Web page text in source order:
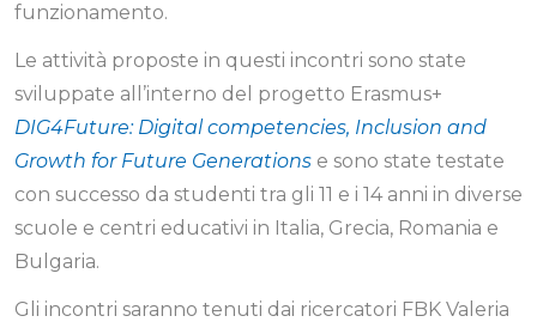
funzionamento.
Le attività proposte in questi incontri sono state
sviluppate all’interno del progetto Erasmus+
DIG4Future: Digital competencies, Inclusion and
Growth for Future Generations e sono state testate
con successo da studenti tra gli 11 e i 14 anni in diverse
scuole e centri educativi in Italia, Grecia, Romania e
Bulgaria.
Gli incontri saranno tenuti dai ricercatori FBK Valeria